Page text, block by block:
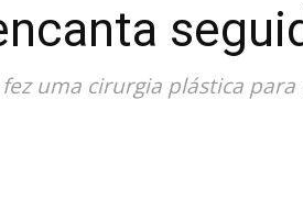
uma cirurgia plástica